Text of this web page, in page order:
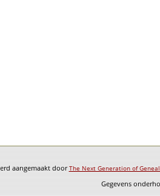
aangemaakt doorThe Next Generation of
Gegevens